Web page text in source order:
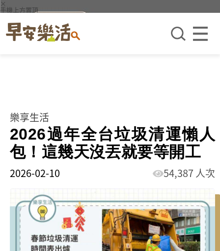
×
手機上方置頂
樂享生活
2026過年全台垃圾清運懶人
包！這幾天沒丟就要等開工
2026-02-10 54,387 人次